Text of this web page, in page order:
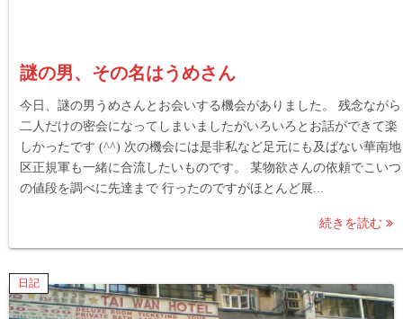
謎の男、その名はうめさん
今日、謎の男うめさんとお会いする機会がありました。 残念ながら
二人だけの密会になってしまいましたがいろいろとお話ができて楽
しかったです (^^) 次の機会には是非私など足元にも及ばない華南地
区正規軍も一緒に合流したいものです。 某物欲さんの依頼でこいつ
の値段を調べに先達まで 行ったのですがほとんど展...
続きを読む
日記